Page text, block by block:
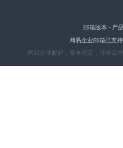
邮箱版本 - 产
网易企业邮箱已支
网易企业邮箱，安全稳定，业界反